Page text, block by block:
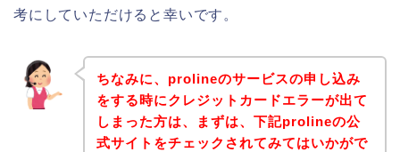
考にしていただけると幸いです。
ちなみに、prolineのサービスの申し込み
をする時にクレジットカードエラーが出て
しまった方は、まずは、下記prolineの公
式サイトをチェックされてみてはいかがで